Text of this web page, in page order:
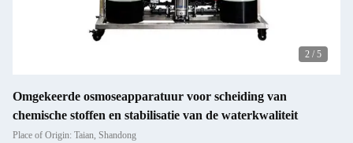
2 / 5
Omgekeerde osmoseapparatuur voor scheiding van
chemische stoffen en stabilisatie van de waterkwaliteit
Place of Origin: Taian, Shandong